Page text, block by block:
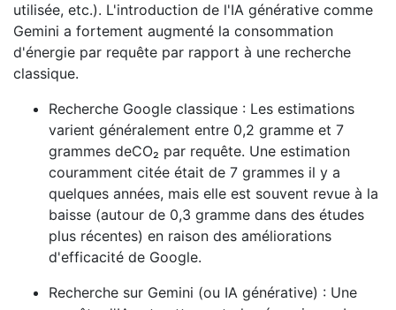
utilisée, etc.). L'introduction de l'IA générative comme
Gemini a fortement augmenté la consommation
d'énergie par requête par rapport à une recherche
classique.
Recherche Google classique : Les estimations
varient généralement entre 0,2 gramme et 7
grammes deCO₂ par requête. Une estimation
couramment citée était de 7 grammes il y a
quelques années, mais elle est souvent revue à la
baisse (autour de 0,3 gramme dans des études
plus récentes) en raison des améliorations
d'efficacité de Google.
Recherche sur Gemini (ou IA générative) : Une